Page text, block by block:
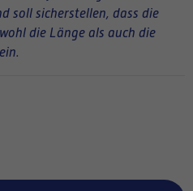
soll sicherstellen, dass die
die Länge als auch die